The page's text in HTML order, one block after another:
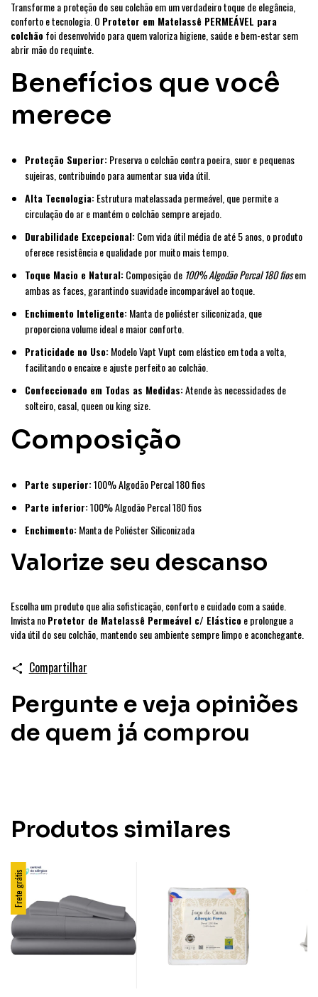
Transforme a proteção do seu colchão em um verdadeiro toque de elegância,
conforto e tecnologia. O Protetor em Matelassê PERMEÁVEL para
colchãofoi desenvolvido para quem valoriza higiene, saúde e bem-estar sem
abrir mão do requinte.
Benefícios que você
merece
Proteção Superior:Preserva o colchão contra poeira, suor e pequenas
sujeiras, contribuindo para aumentar sua vida útil.
Alta Tecnologia:Estrutura matelassada permeável, que permite a
circulação do ar e mantém o colchão sempre arejado.
Durabilidade Excepcional:Com vida útil média de até 5 anos, o produto
oferece resistência e qualidade por muito mais tempo.
Toque Macio e Natural:Composição de 100% Algodão Percal 180 fiosem
ambas as faces, garantindo suavidade incomparável ao toque.
Enchimento Inteligente:Manta de poliéster siliconizada, que
proporciona volume ideal e maior conforto.
Praticidade no Uso:Modelo Vapt Vupt com elástico em toda a volta,
facilitando o encaixe e ajuste perfeito ao colchão.
Confeccionado em Todas as Medidas:Atende às necessidades de
solteiro, casal, queen ou king size.
Composição
Parte superior:100% Algodão Percal 180 fios
Parte inferior:100% Algodão Percal 180 fios
Enchimento:Manta de Poliéster Siliconizada
Valorize seu descanso
Escolha um produto que alia sofisticação, conforto e cuidado com a saúde.
Invista noProtetor de Matelassê Permeável c/ Elásticoe prolongue a
vida útil do seu colchão, mantendo seu ambiente sempre limpo e aconchegante.
Compartilhar
Pergunte e veja opiniões
de quem já comprou
Produtos similares
Frete grátis